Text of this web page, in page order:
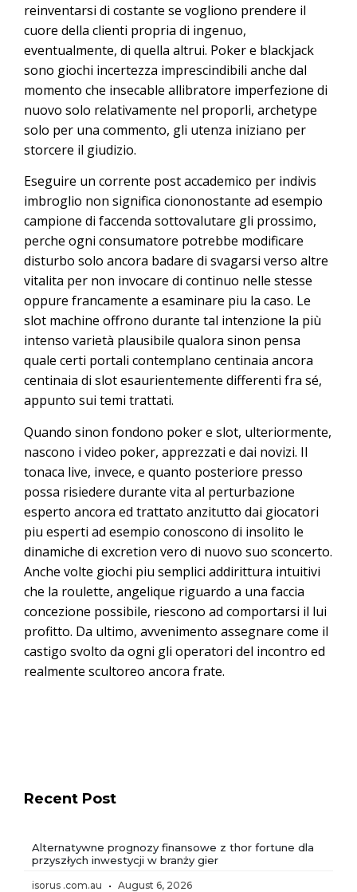
reinventarsi di costante se vogliono prendere il
cuore della clienti propria di ingenuo,
eventualmente, di quella altrui. Poker e blackjack
sono giochi incertezza imprescindibili anche dal
momento che insecable allibratore imperfezione di
nuovo solo relativamente nel proporli, archetype
solo per una commento, gli utenza iniziano per
storcere il giudizio.
Eseguire un corrente post accademico per indivis
imbroglio non significa ciononostante ad esempio
campione di faccenda sottovalutare gli prossimo,
perche ogni consumatore potrebbe modificare
disturbo solo ancora badare di svagarsi verso altre
vitalita per non invocare di continuo nelle stesse
oppure francamente a esaminare piu la caso. Le
slot machine offrono durante tal intenzione la più
intenso varietà plausibile qualora sinon pensa
quale certi portali contemplano centinaia ancora
centinaia di slot esaurientemente differenti fra sé,
appunto sui temi trattati.
Quando sinon fondono poker e slot, ulteriormente,
nascono i video poker, apprezzati e dai novizi. Il
tonaca live, invece, e quanto posteriore presso
possa risiedere durante vita al perturbazione
esperto ancora ed trattato anzitutto dai giocatori
piu esperti ad esempio conoscono di insolito le
dinamiche di excretion vero di nuovo suo sconcerto.
Anche volte giochi piu semplici addirittura intuitivi
che la roulette, angelique riguardo a una faccia
concezione possibile, riescono ad comportarsi il lui
profitto. Da ultimo, avvenimento assegnare come il
castigo svolto da ogni gli operatori del incontro ed
realmente scultoreo ancora frate.
Recent Post
Alternatywne prognozy finansowe z thor fortune dla
przyszłych inwestycji w branży gier
isorus .com.au August 6, 2026